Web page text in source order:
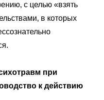
с целью «взять
в которых
при
к действию